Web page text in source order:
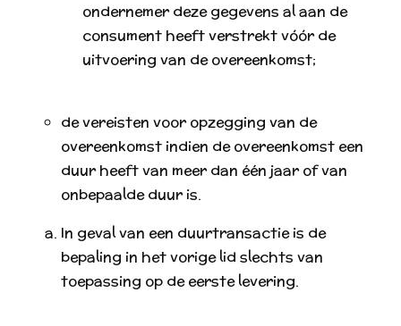
ondernemer deze gegevens al aan de
consument heeft verstrekt vóór de
uitvoering van de overeenkomst;
de vereisten voor opzegging van de
overeenkomst indien de overeenkomst een
duur heeft van meer dan één jaar of van
onbepaalde duur is.
In geval van een duurtransactie is de
bepaling in het vorige lid slechts van
toepassing op de eerste levering.